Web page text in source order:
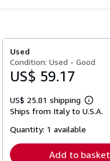
Used
Condition: Used - Good
US$ 59.17
US$ 25.81 shipping
Learn
more
Ships from Italy to U.S.A.
Quantity: 1 available
Add to basket